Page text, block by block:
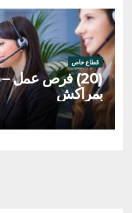
قطاع خاص
بمراكش